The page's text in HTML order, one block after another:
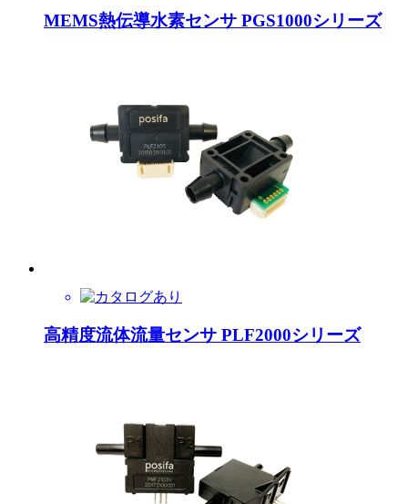
MEMS熱伝導水素センサ PGS1000シリーズ
高精度流体流量センサ PLF2000シリーズ